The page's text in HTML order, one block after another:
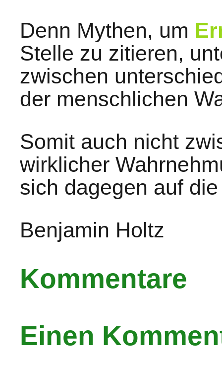
Denn Mythen, um
Stelle zu zitieren,
zwischen
der menschlichen
Somit auch nicht
wirklicher
sich dagegen auf
Benjamin Holtz
Kommentare
Einen